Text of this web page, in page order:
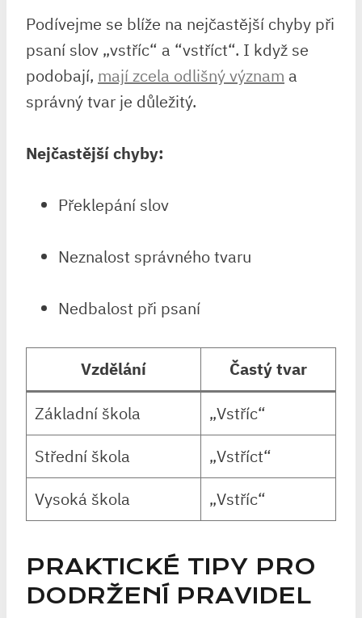
Podívejme se blíže ‍na nejčastější chyby při
psaní slov⁢ „vstříc“ a ⁣“vstříct“. I⁣ když⁤ se⁢
podobají,⁤ mají ​zcela‌ odlišný význam a
správný​ tvar je‌ důležitý.
Nejčastější chyby:
Překlepání slov
Neznalost správného ⁤tvaru
Nedbalost při psaní
Vzdělání Častý ‌tvar
Základní ‌škola
„Vstříc“
Střední škola
„Vstříct“
Vysoká škola
„Vstříc“
PRAKTICKÉ TIPY PRO
DODRŽENÍ PRAVIDEL